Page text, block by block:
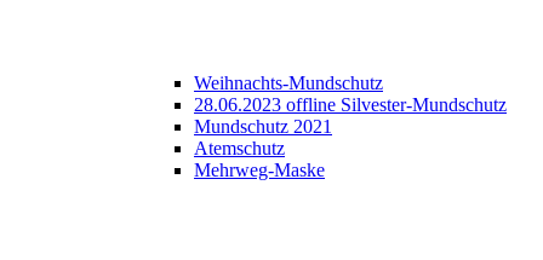
Weihnachts-Mundschutz
28.06.2023 offline Silvester-Mundschutz
Mundschutz 2021
Atemschutz
Mehrweg-Maske